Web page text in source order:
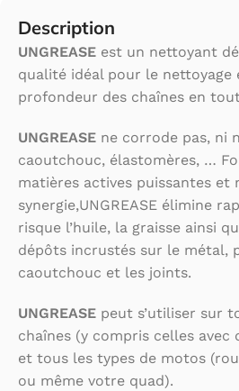
Description
UNGREASE est un nettoyant
qualité idéal pour le nettoyage
profondeur des chaînes en
UNGREASE ne corrode pas, ni
caoutchouc, élastomères, …
matières actives puissantes et
synergie,UNGREASE élimine
risque l’huile, la graisse ainsi
dépôts incrustés sur le métal,
caoutchouc et les joints.
UNGREASE peut s’utiliser sur
chaînes (y compris celles avec
et tous les types de motos
ou même votre quad).